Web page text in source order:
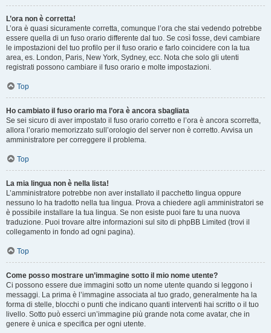
L’ora non è corretta!
L’ora è quasi sicuramente corretta, comunque l’ora che stai vedendo potrebbe
essere quella di un fuso orario differente dal tuo. Se così fosse, devi cambiare
le impostazioni del tuo profilo per il fuso orario e farlo coincidere con la tua
area, es. London, Paris, New York, Sydney, ecc. Nota che solo gli utenti
registrati possono cambiare il fuso orario e molte impostazioni.
Top
Ho cambiato il fuso orario ma l’ora è ancora sbagliata
Se sei sicuro di aver impostato il fuso orario corretto e l’ora è ancora scorretta,
allora l’orario memorizzato sull’orologio del server non è corretto. Avvisa un
amministratore per correggere il problema.
Top
La mia lingua non è nella lista!
L’amministratore potrebbe non aver installato il pacchetto lingua oppure
nessuno lo ha tradotto nella tua lingua. Prova a chiedere agli amministratori se
è possibile installare la tua lingua. Se non esiste puoi fare tu una nuova
traduzione. Puoi trovare altre informazioni sul sito di phpBB Limited (trovi il
collegamento in fondo ad ogni pagina).
Top
Come posso mostrare un’immagine sotto il mio nome utente?
Ci possono essere due immagini sotto un nome utente quando si leggono i
messaggi. La prima è l’immagine associata al tuo grado, generalmente ha la
forma di stelle, blocchi o punti che indicano quanti interventi hai scritto o il tuo
livello. Sotto può esserci un’immagine più grande nota come avatar, che in
genere è unica e specifica per ogni utente.